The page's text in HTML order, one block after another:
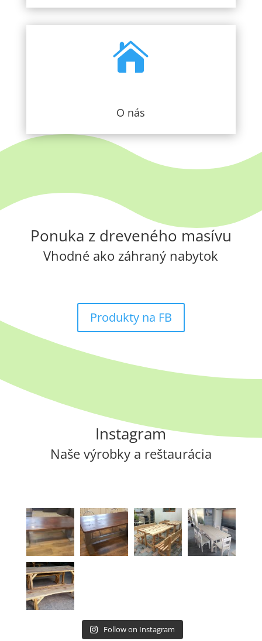

O nás
Ponuka z dreveného masívu
Vhodné ako záhraný nabytok
Produkty na FB
Instagram
Naše výrobky a reštaurácia
Follow on Instagram